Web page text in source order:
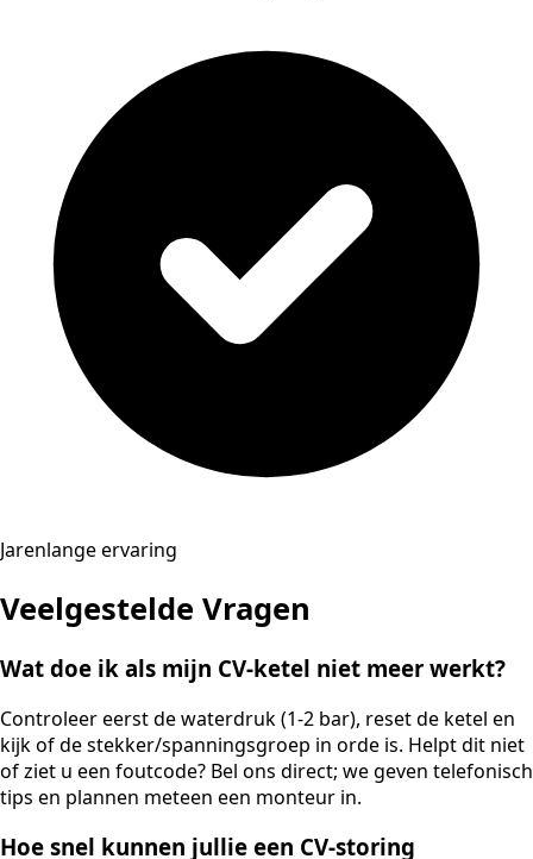
Jarenlange ervaring
Veelgestelde Vragen
Wat doe ik als mijn CV-ketel niet meer werkt?
Controleer eerst de waterdruk (1-2 bar), reset de ketel en
kijk of de stekker/spanningsgroep in orde is. Helpt dit niet
of ziet u een foutcode? Bel ons direct; we geven telefonisch
tips en plannen meteen een monteur in.
Hoe snel kunnen jullie een CV-storing